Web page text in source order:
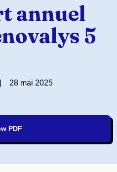
annuel
5
28 mai 2025
PDF